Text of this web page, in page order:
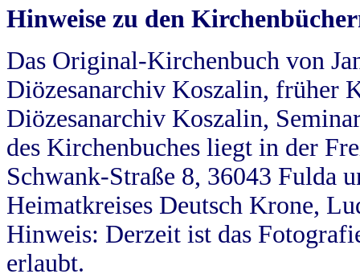
Hinweise zu den
Das Original-Kirchenbuch von
Diözesanarchiv Koszalin, früher
Diözesanarchiv Koszalin,
des Kirchenbuches liegt in der
Schwank-Straße 8, 36043 Fulda
Heimatkreises Deutsch Krone,
Hinweis: Derzeit ist das
erlaubt.